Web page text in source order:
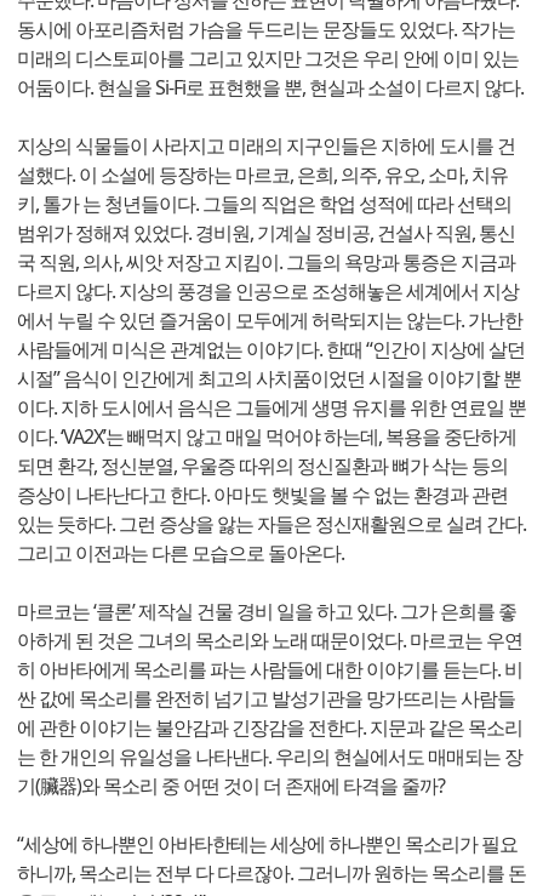
동시에 아포리즘처럼 가슴을 두드리는 문장들도 있었다. 작가는
미래의 디스토피아를 그리고 있지만 그것은 우리 안에 이미 있는
어둠이다. 현실을 Si-Fi로 표현했을 뿐, 현실과 소설이 다르지 않다.
지상의 식물들이 사라지고 미래의 지구인들은 지하에 도시를 건
설했다. 이 소설에 등장하는 마르코, 은희, 의주, 유오, 소마, 치유
키, 톨가 는 청년들이다. 그들의 직업은 학업 성적에 따라 선택의
범위가 정해져 있었다. 경비원, 기계실 정비공, 건설사 직원, 통신
국 직원, 의사, 씨앗 저장고 지킴이. 그들의 욕망과 통증은 지금과
다르지 않다. 지상의 풍경을 인공으로 조성해놓은 세계에서 지상
에서 누릴 수 있던 즐거움이 모두에게 허락되지는 않는다. 가난한
사람들에게 미식은 관계없는 이야기다. 한때 “인간이 지상에 살던
시절” 음식이 인간에게 최고의 사치품이었던 시절을 이야기할 뿐
이다. 지하 도시에서 음식은 그들에게 생명 유지를 위한 연료일 뿐
이다. ‘VA2X’는 빼먹지 않고 매일 먹어야 하는데, 복용을 중단하게
되면 환각, 정신분열, 우울증 따위의 정신질환과 뼈가 삭는 등의
증상이 나타난다고 한다. 아마도 햇빛을 볼 수 없는 환경과 관련
있는 듯하다. 그런 증상을 앓는 자들은 정신재활원으로 실려 간다.
그리고 이전과는 다른 모습으로 돌아온다.
마르코는 ‘클론’ 제작실 건물 경비 일을 하고 있다. 그가 은희를 좋
아하게 된 것은 그녀의 목소리와 노래 때문이었다. 마르코는 우연
히 아바타에게 목소리를 파는 사람들에 대한 이야기를 듣는다. 비
싼 값에 목소리를 완전히 넘기고 발성기관을 망가뜨리는 사람들
에 관한 이야기는 불안감과 긴장감을 전한다. 지문과 같은 목소리
는 한 개인의 유일성을 나타낸다. 우리의 현실에서도 매매되는 장
기(臟器)와 목소리 중 어떤 것이 더 존재에 타격을 줄까?
“세상에 하나뿐인 아바타한테는 세상에 하나뿐인 목소리가 필요
하니까, 목소리는 전부 다 다르잖아. 그러니까 원하는 목소리를 돈